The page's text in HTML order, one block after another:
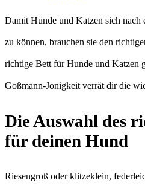
Damit Hunde und Katzen sich nach
zu können, brauchen sie den
richtige Bett für Hunde und Katzen
Goßmann-Jonigkeit verrät dir die
Die Auswahl des
für deinen Hund
Riesengroß oder klitzeklein,